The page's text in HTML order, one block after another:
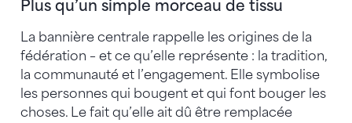
Plus qu’un simple morceau de tissu
La bannière centrale rappelle les origines de la
fédération – et ce qu’elle représente : la tradition,
la communauté et l’engagement. Elle symbolise
les personnes qui bougent et qui font bouger les
choses. Le fait qu’elle ait dû être remplacée